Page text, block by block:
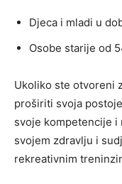
Djeca i mladi u
Osobe starije od
Ukoliko ste otvoreni
proširiti svoja
svoje kompetencije
svojem zdravlju i
rekreativnim